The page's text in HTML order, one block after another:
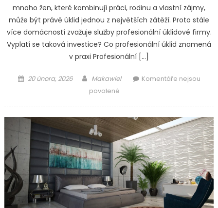
mnoho žen, které kombinují práci, rodinu a vlastní zájmy,
může být právě úklid jednou z největších zátěží. Proto stále
více domácností zvažuje služby profesionální úklidové firmy.
Vyplatí se taková investice? Co profesionální úklid znamená
v praxi Profesionální […]
Posted
20 února, 2026 Author
Makawiel
Komentáře nejsou
povolenéu
názvem
Proč
zvážit
úklid
od
profesionální
firmy?
Výhody,